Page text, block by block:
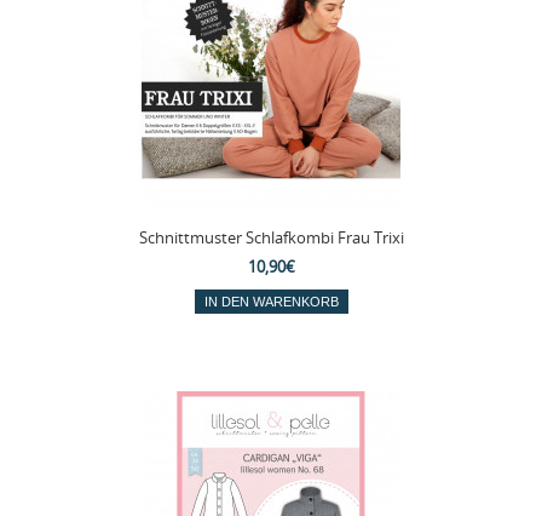
Schnittmuster Schlafkombi Frau Trixi
10,90€